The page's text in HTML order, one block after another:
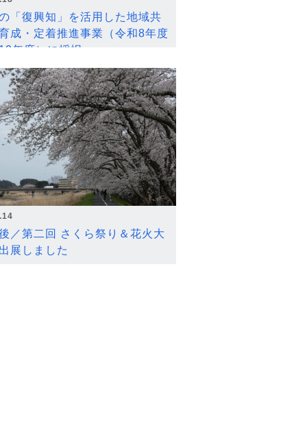
「復興知」を活用した地域共
成・定着推進事業（令和8年度
年度）に採択
／第二回 さくら祭り＆花火大
展しました